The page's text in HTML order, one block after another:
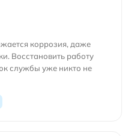
коррозия, даже
Восстановить работу
службы уже никто не